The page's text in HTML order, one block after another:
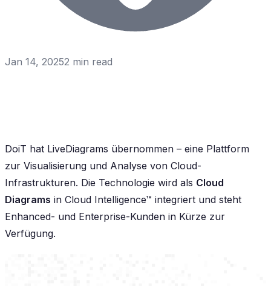
Jan 14, 20252 min read
DoiT hat LiveDiagrams übernommen – eine Plattform
zur Visualisierung und Analyse von Cloud-
Infrastrukturen. Die Technologie wird als Cloud
Diagrams in Cloud Intelligence™ integriert und steht
Enhanced- und Enterprise-Kunden in Kürze zur
Verfügung.